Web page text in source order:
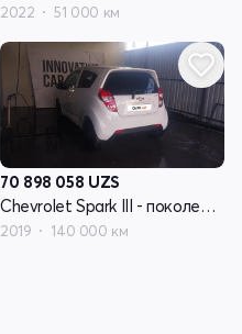
2022 51 000 км
70 898 058 UZS
Chevrolet Spark III - поколение
2019 140 000 км